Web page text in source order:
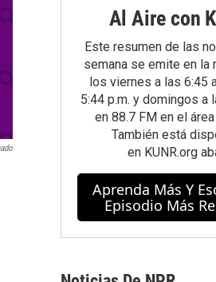
Al Aire con
Este resumen de las
semana se emite en la
los viernes a las 6:45
5:44 p.m. y domingos a
en 88.7 FM en el
También está
en KUNR.org
Aprenda Más Y
Episodio Más